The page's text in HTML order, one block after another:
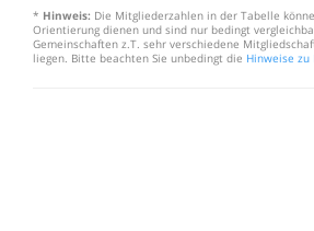
* Hinweis: Die Mitgliederzahlen in der Tabelle
Orientierung dienen und sind nur bedingt
Gemeinschaften z.T. sehr verschiedene
liegen. Bitte beachten Sie unbedingt die Hinweise